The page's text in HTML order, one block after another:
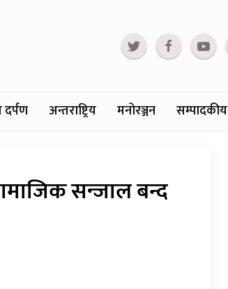
अन्तराष्ट्रिय मनोरञ्जन सम्पादकीय
सन्जाल बन्द